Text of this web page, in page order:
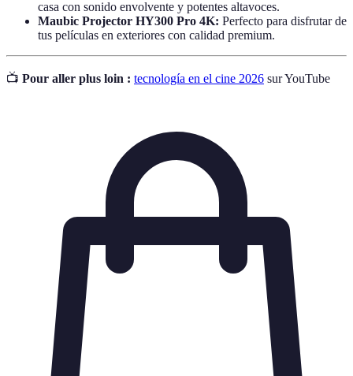
casa con sonido envolvente y potentes altavoces.
Maubic Projector HY300 Pro 4K: Perfecto para disfrutar de
tus películas en exteriores con calidad premium.
📺 Pour aller plus loin : tecnología en el cine 2026 sur YouTube